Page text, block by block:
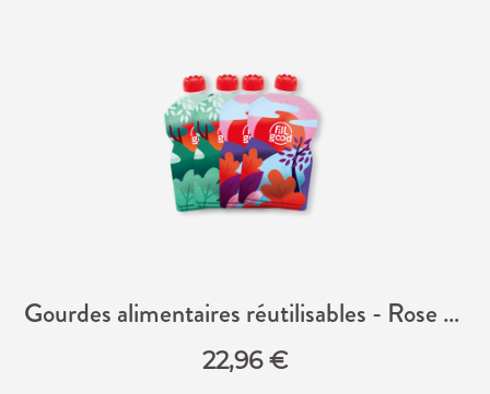
Gourdes alimentaires réutilisables - Rose & Vert
22,96€